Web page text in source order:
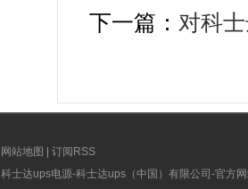
下一篇： 对科
网站地图
订阅RSS
科士达ups电源-科士达ups（中国）有限公司-官方